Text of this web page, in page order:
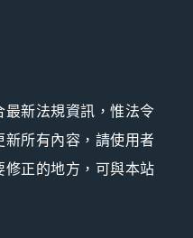
新法規資訊，惟法令
新所有內容，請使用者
修正的地方，可與本站